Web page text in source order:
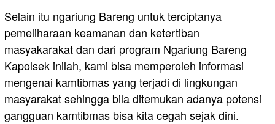
Selain itu ngariung Bareng untuk terciptanya
pemeliharaan keamanan dan ketertiban
masyakarakat dan dari program Ngariung Bareng
Kapolsek inilah, kami bisa memperoleh informasi
mengenai kamtibmas yang terjadi di lingkungan
masyarakat sehingga bila ditemukan adanya potensi
gangguan kamtibmas bisa kita cegah sejak dini.